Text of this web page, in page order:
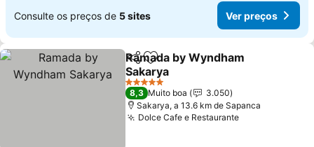
Consulte os preços de 5 sites Ver preços
PartilharAdicionar aos favoritos
Ramada by Wyndham
Sakarya
Ver preços
5 Estrelas
8,3 Muito boa
3.050
Sakarya, a 13.6 km de Sapanca
Dolce Cafe e RestauranteVer preços